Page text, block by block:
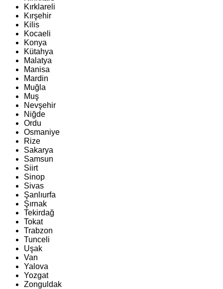
Kırklareli
Kırşehir
Kilis
Kocaeli
Konya
Kütahya
Malatya
Manisa
Mardin
Muğla
Muş
Nevşehir
Niğde
Ordu
Osmaniye
Rize
Sakarya
Samsun
Siirt
Sinop
Sivas
Şanlıurfa
Şırnak
Tekirdağ
Tokat
Trabzon
Tunceli
Uşak
Van
Yalova
Yozgat
Zonguldak